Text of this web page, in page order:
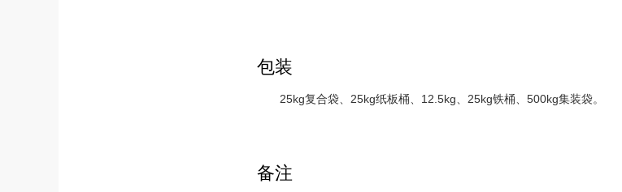
包装
25kg复合袋、25kg纸板桶、12.5kg、25kg铁桶、500kg集装袋。
备注